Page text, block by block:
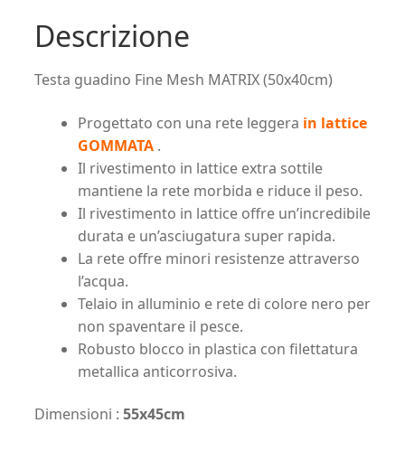
Descrizione
Testa guadino Fine Mesh MATRIX (50x40cm)
Progettato con una rete leggera in lattice
GOMMATA .
Il rivestimento in lattice extra sottile
mantiene la rete morbida e riduce il peso.
Il rivestimento in lattice offre un’incredibile
durata e un’asciugatura super rapida.
La rete offre minori resistenze attraverso
l’acqua.
Telaio in alluminio e rete di colore nero per
non spaventare il pesce.
Robusto blocco in plastica con filettatura
metallica anticorrosiva.
Dimensioni : 55x45cm